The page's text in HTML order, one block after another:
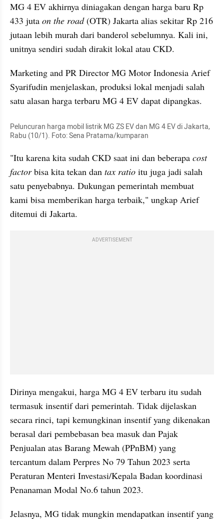
MG 4 EV akhirnya diniagakan dengan harga baru Rp
433 juta on the road (OTR) Jakarta alias sekitar Rp 216
jutaan lebih murah dari banderol sebelumnya. Kali ini,
unitnya sendiri sudah dirakit lokal atau CKD.
Marketing and PR Director MG Motor Indonesia Arief
Syarifudin menjelaskan, produksi lokal menjadi salah
satu alasan harga terbaru MG 4 EV dapat dipangkas.
Peluncuran harga mobil listrik MG ZS EV dan MG 4 EV di Jakarta,
Rabu (10/1). Foto: Sena Pratama/kumparan
"Itu karena kita sudah CKD saat ini dan beberapa cost
factor bisa kita tekan dan tax ratio itu juga jadi salah
satu penyebabnya. Dukungan pemerintah membuat
kami bisa memberikan harga terbaik," ungkap Arief
ditemui di Jakarta.
ADVERTISEMENT
Dirinya mengakui, harga MG 4 EV terbaru itu sudah
termasuk insentif dari pemerintah. Tidak dijelaskan
secara rinci, tapi kemungkinan insentif yang dikenakan
berasal dari pembebasan bea masuk dan Pajak
Penjualan atas Barang Mewah (PPnBM) yang
tercantum dalam Perpres No 79 Tahun 2023 serta
Peraturan Menteri Investasi/Kepala Badan koordinasi
Penanaman Modal No.6 tahun 2023.
Jelasnya, MG tidak mungkin mendapatkan insentif yang